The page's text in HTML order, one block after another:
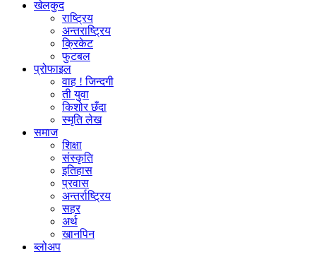
खेलकुद
राष्ट्रिय
अन्तराष्ट्रिय
क्रिकेट
फुटबल
प्रोफाइल
वाह ! जिन्दगी
ती युवा
किशोर छँदा
स्मृति लेख
समाज
शिक्षा
संस्कृति
इतिहास
प्रवास
अन्तर्राष्ट्रिय
सहर
अर्थ
खानपिन
ब्लोअप